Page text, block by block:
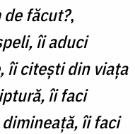
de făcut?,
îi aduci
îi citești din viața
îi faci
îi faci